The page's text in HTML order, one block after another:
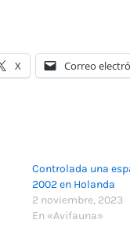
X Correo
Controlada una
2002 en Holanda
2 noviembre, 2023
En «Avifauna»